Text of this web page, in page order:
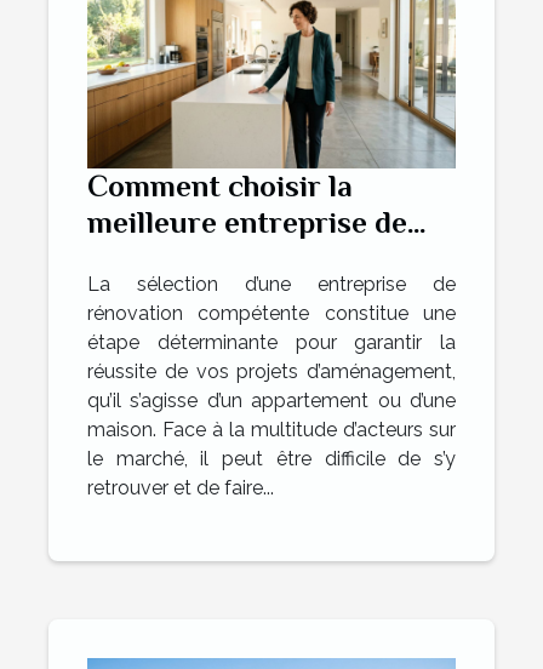
Comment choisir la
meilleure entreprise de
projets ?
La sélection d’une entreprise de
rénovation compétente constitue une
étape déterminante pour garantir la
réussite de vos projets d’aménagement,
qu’il s’agisse d’un appartement ou d’une
maison. Face à la multitude d’acteurs sur
le marché, il peut être difficile de s’y
retrouver et de faire...